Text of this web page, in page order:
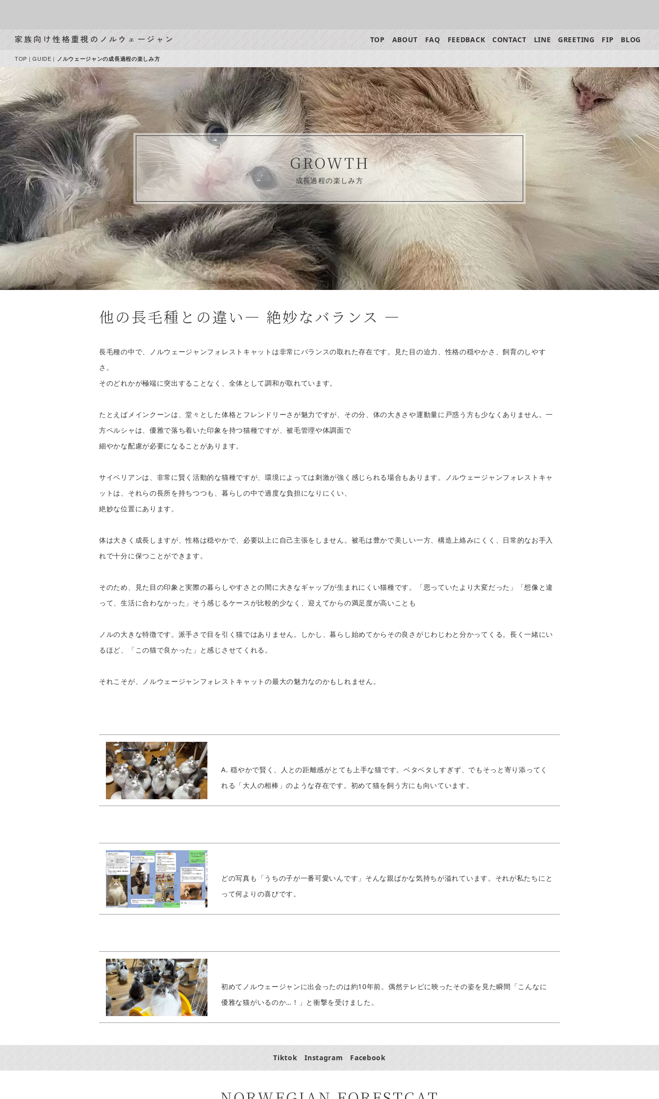
家族向け性格重視のノルウェージャン TOP ABOUT FAQ FEEDBACK CONTACT LINE GREETING FIP BLOG
TOP|GUIDE|ノルウェージャンの成長過程の楽しみ方
GROWTH
成長過程の楽しみ方
他の長毛種との違い― 絶妙なバランス ―
長毛種の中で、ノルウェージャンフォレストキャットは非常にバランスの取れた存在です。見た目の迫力、性格の穏やかさ、飼育のしやす
さ。
そのどれかが極端に突出することなく、全体として調和が取れています。
たとえばメインクーンは、堂々とした体格とフレンドリーさが魅力ですが、その分、体の大きさや運動量に戸惑う方も少なくありません。一
方ペルシャは、優雅で落ち着いた印象を持つ猫種ですが、被毛管理や体調面で
細やかな配慮が必要になることがあります。
サイベリアンは、非常に賢く活動的な猫種ですが、環境によっては刺激が強く感じられる場合もあります。ノルウェージャンフォレストキャ
ットは、それらの長所を持ちつつも、暮らしの中で過度な負担になりにくい、
絶妙な位置にあります。
体は大きく成長しますが、性格は穏やかで、必要以上に自己主張をしません。被毛は豊かで美しい一方、構造上絡みにくく、日常的なお手入
れで十分に保つことができます。
そのため、見た目の印象と実際の暮らしやすさとの間に大きなギャップが生まれにくい猫種です。「思っていたより大変だった」「想像と違
って、生活に合わなかった」そう感じるケースが比較的少なく、迎えてからの満足度が高いことも
ノルの大きな特徴です。派手さで目を引く猫ではありません。しかし、暮らし始めてからその良さがじわじわと分かってくる。長く一緒にい
るほど、「この猫で良かった」と感じさせてくれる。
それこそが、ノルウェージャンフォレストキャットの最大の魅力なのかもしれません。
A. 穏やかで賢く、人との距離感がとても上手な猫です。ベタベタしすぎず、でもそっと寄り添ってく
れる「大人の相棒」のような存在です。初めて猫を飼う方にも向いています。
どの写真も「うちの子が一番可愛いんです」そんな親ばかな気持ちが溢れています。それが私たちにと
って何よりの喜びです。
初めてノルウェージャンに出会ったのは約10年前。偶然テレビに映ったその姿を見た瞬間「こんなに
優雅な猫がいるのか…！」と衝撃を受けました。
Tiktok Instagram Facebook